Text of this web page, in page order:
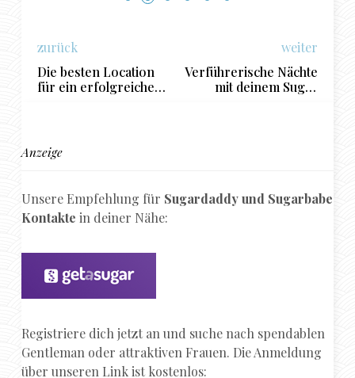
zurück
Die besten Location
für ein erfolgreiches
weiter
Verführerische Nächte
mit deinem Sugar
Anzeige
Unsere Empfehlung für Sugardaddy und Sugarbabe
Kontakte in deiner Nähe:
Registriere dich jetzt an und suche nach spendablen
Gentleman oder attraktiven Frauen. Die Anmeldung
über unseren Link ist kostenlos: